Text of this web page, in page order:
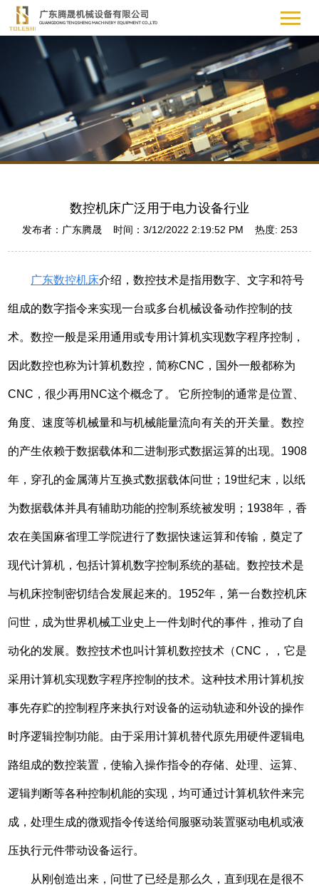
数控机床广泛用于电力设备行业
发布者：广东腾晟 时间：3/12/2022 2:19:52 PM 热度: 253
广东数控机床介绍，数控技术是指用数字、文字和符号
组成的数字指令来实现一台或多台机械设备动作控制的技
术。数控一般是采用通用或专用计算机实现数字程序控制，
因此数控也称为计算机数控，简称CNC，国外一般都称为
CNC，很少再用NC这个概念了。 它所控制的通常是位置、
角度、速度等机械量和与机械能量流向有关的开关量。数控
的产生依赖于数据载体和二进制形式数据运算的出现。1908
年，穿孔的金属薄片互换式数据载体问世；19世纪末，以纸
为数据载体并具有辅助功能的控制系统被发明；1938年，香
农在美国麻省理工学院进行了数据快速运算和传输，奠定了
现代计算机，包括计算机数字控制系统的基础。数控技术是
与机床控制密切结合发展起来的。1952年，第一台数控机床
问世，成为世界机械工业史上一件划时代的事件，推动了自
动化的发展。数控技术也叫计算机数控技术（CNC，，它是
采用计算机实现数字程序控制的技术。这种技术用计算机按
事先存贮的控制程序来执行对设备的运动轨迹和外设的操作
时序逻辑控制功能。由于采用计算机替代原先用硬件逻辑电
路组成的数控装置，使输入操作指令的存储、处理、运算、
逻辑判断等各种控制机能的实现，均可通过计算机软件来完
成，处理生成的微观指令传送给伺服驱动装置驱动电机或液
压执行元件带动设备运行。
从刚创造出来，问世了已经是那么久，直到现在是很不